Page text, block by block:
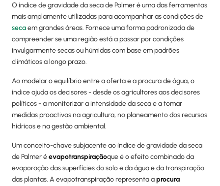
O índice de gravidade da seca de Palmer é uma das ferramentas
mais amplamente utilizadas para acompanhar as condições de
secaem grandes áreas. Fornece uma forma padronizada de
compreender se uma região está a passar por condições
invulgarmente secas ou húmidas com base em padrões
climáticos a longo prazo.
Ao modelar o equilíbrio entre a oferta e a procura de água, o
índice ajuda os decisores - desde os agricultores aos decisores
políticos - a monitorizar a intensidade da seca e a tomar
medidas proactivas na agricultura, no planeamento dos recursos
hídricos e na gestão ambiental.
Um conceito-chave subjacente ao índice de gravidade da seca
de Palmer éevapotranspiraçãoque é o efeito combinado da
evaporação das superfícies do solo e da água e da transpiração
das plantas. A evapotranspiração representa aprocura